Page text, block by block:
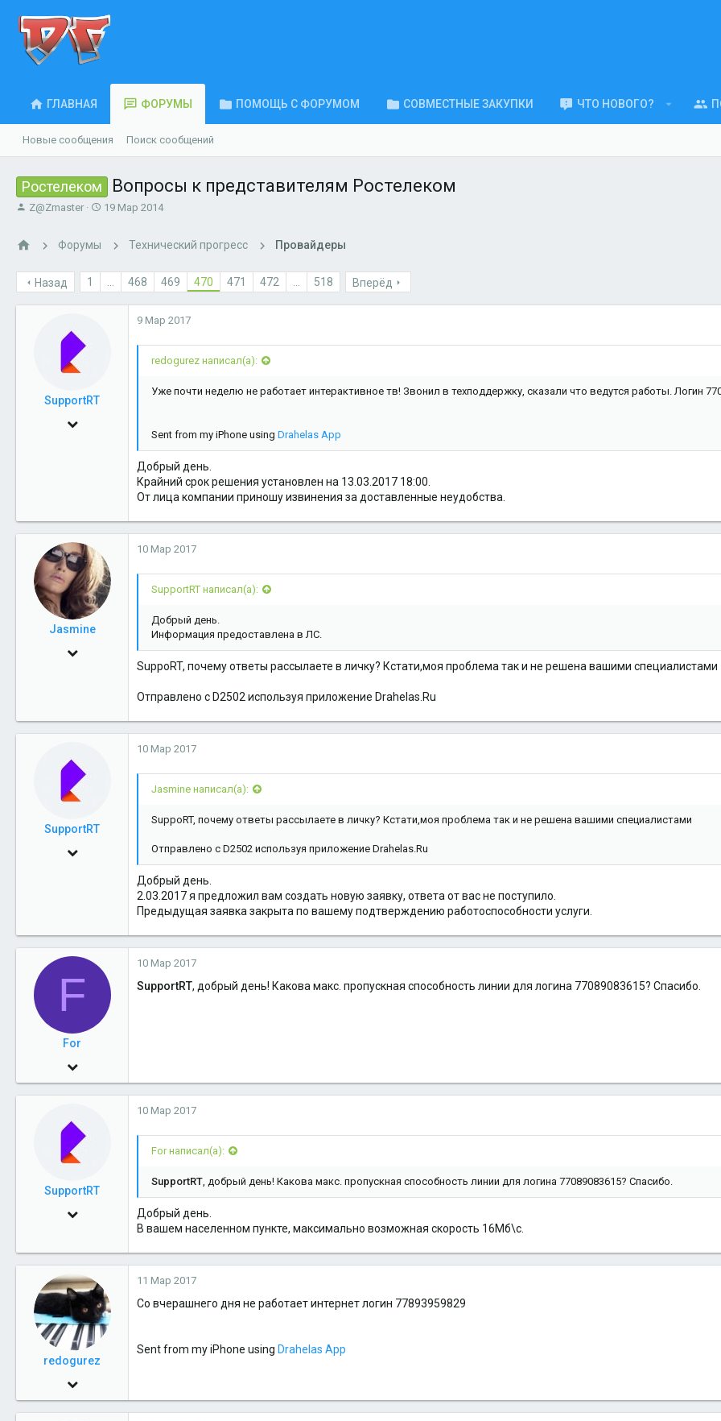
ГЛАВНАЯ ФОРУМЫ ПОМОЩЬ С ФОРУМОМ СОВМЕСТНЫЕ ЗАКУПКИ ЧТО НОВОГО?
Новые сообщения Поиск сообщений
Ростелеком Вопросы к представителям Ростелеком
А
т
е
м
Z@Zmaster
Д
ч
а
19 Мар 2014
Форумы Технический прогресс Провайдеры
Назад 1 ... 468 469 470 471 472 ... 518 Вперёд
SupportRT
24 Июн 2013
9 Мар 2017
redogurez написал(а):
Уже почти неделю не работает интерактивное тв! Звонил в техподдержку, сказали что ведутся работы. Логин
Sent from my iPhone using Drahelas App
Добрый день.
Крайний срок решения установлен на 13.03.2017 18:00.
От лица компании приношу извинения за доставленные неудобства.
Jasmine
1 Дек 2012
38
10 Мар 2017
SupportRT написал(а):
Добрый день.
Информация предоставлена в ЛС.
SuppoRT, почему ответы рассылаете в личку? Кстати,моя проблема так и не решена вашими специалистами
Отправлено с D2502 используя приложение Drahelas.Ru
SupportRT
24 Июн 2013
10 Мар 2017
Jasmine написал(а):
SuppoRT, почему ответы рассылаете в личку? Кстати,моя проблема так и не решена вашими специалистами
Отправлено с D2502 используя приложение Drahelas.Ru
Добрый день.
2.03.2017 я предложил вам создать новую заявку, ответа от вас не поступило.
Предыдущая заявка закрыта по вашему подтверждению работоспособности услуги.
F
For
3 Апр 2016
5
10 Мар 2017
SupportRT, добрый день! Какова макс. пропускная способность линии для логина 77089083615? Спасибо.
SupportRT
24 Июн 2013
10 Мар 2017
For написал(а):
SupportRT , добрый день! Какова макс. пропускная способность линии для логина 77089083615? Спасибо.
Добрый день.
В вашем населенном пункте, максимально возможная скорость 16Мб\с.
redogurez
21 Ноя 2012
129
11 Мар 2017
Со вчерашнего дня не работает интернет логин 77893959829
Sent from my iPhone using Drahelas App